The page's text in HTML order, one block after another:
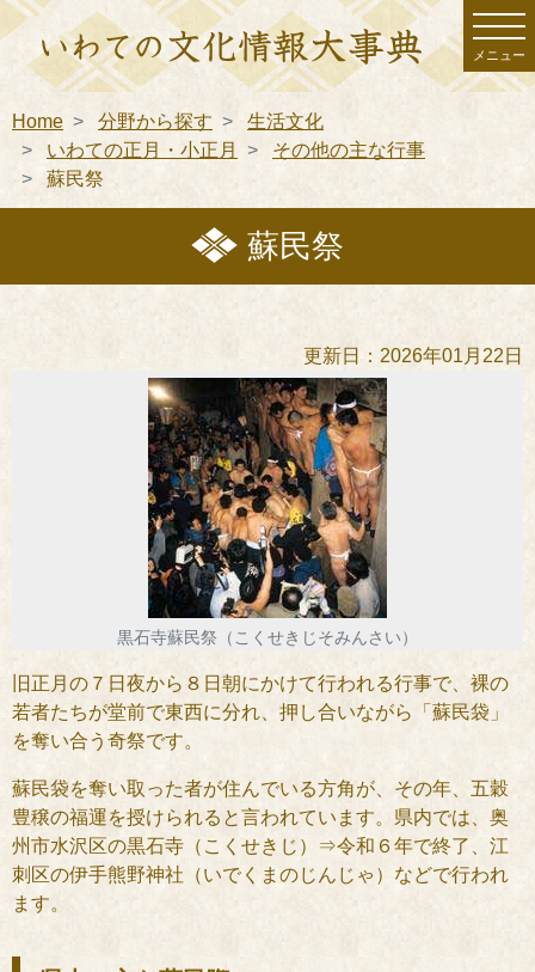
メニュー
Home 分野から探す
生活文化
いわての正月・小正月
その他の主な行事
蘇民祭
蘇民祭
更新日：2026年01月22日
黒石寺蘇民祭（こくせきじそみんさい）
旧正月の７日夜から８日朝にかけて行われる行事で、裸の
若者たちが堂前で東西に分れ、押し合いながら「蘇民袋」
を奪い合う奇祭です。
蘇民袋を奪い取った者が住んでいる方角が、その年、五穀
豊穣の福運を授けられると言われています。県内では、奥
州市水沢区の黒石寺（こくせきじ）⇒令和６年で終了、江
刺区の伊手熊野神社（いでくまのじんじゃ）などで行われ
ます。